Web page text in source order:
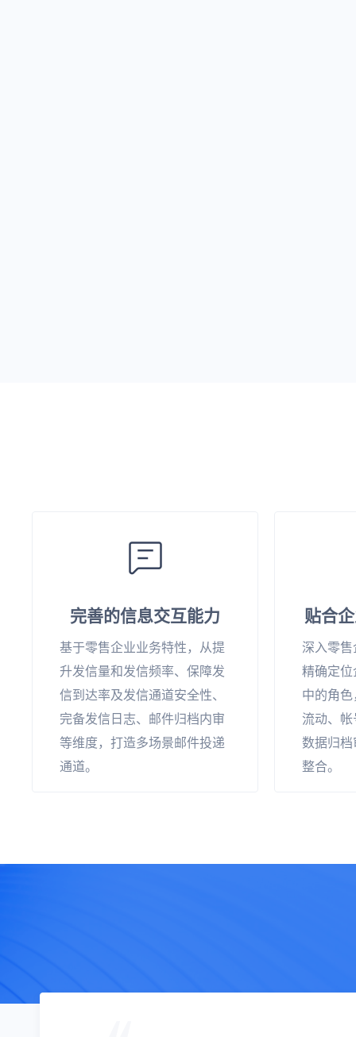
完善的信息交互能力
基于零售企业业务特性，从提
升发信量和发信频率、保障发
信到达率及发信通道安全性、
完备发信日志、邮件归档内审
等维度，打造多场景邮件投递
通道。
贴合
深入零
精确定
中的角
流动、
数据归
整合。